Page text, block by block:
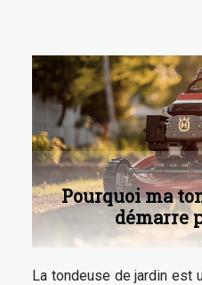
Pourquoi ma
démarre
La tondeuse de jardin est